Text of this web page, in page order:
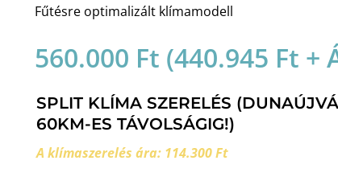
Fűtésre optimalizált klímamodell
560.000 Ft (440.945 Ft +
SPLIT KLÍMA SZERELÉS
60KM-ES TÁVOLSÁGIG!)
A klímaszerelés ára: 114.300 Ft